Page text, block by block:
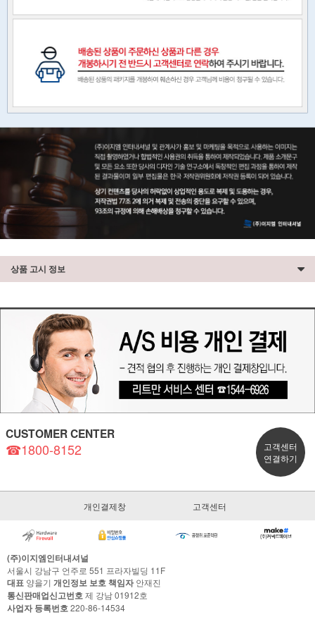
상품 고시 정보
CUSTOMER CENTER
☎1800-8152
고객센터
연결하기
개인결제창 고객센터
(주)이지엠인터내셔널
서울시 강남구 언주로 551 프라자빌딩 11F
대표 양을기 개인정보 보호 책임자안재진
통신판매업신고번호제 강남 01912호
사업자 등록번호220-86-14534